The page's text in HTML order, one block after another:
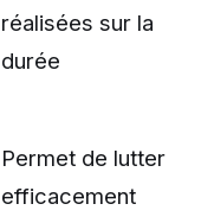
réalisées sur la
durée
Permet de lutter
efficacement